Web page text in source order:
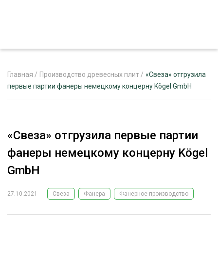
РЕКЛАМОДАТЕЛЯМ
ЛЕСНОЕ ХОЗЯЙСТВО
ЛЕСОЗАГОТОВКА
ЭКСПЕРТНОЕ МНЕНИЕ
Главная / Производство древесных плит / «Свеза» отгрузила
первые партии фанеры немецкому концерну Kögel GmbH
«Свеза» отгрузила первые партии
фанеры немецкому концерну Kögel
GmbH
27.10.2021 Свеза Фанера Фанерное производство